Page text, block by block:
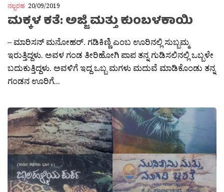
ನಲ್ಬರಹ 20/09/2019
ಮಕ್ಕಳ ಕತೆ: ಅಜ್ಜಿ ಮತ್ತು ಕುಂಬಳಕಾಯಿ
– ಮಾರಿಸನ್ ಮನೋಹರ್. ಗಡಿಕಿಣ್ಣಿ ಎಂಬ ಊರಿನಲ್ಲಿ ಸುಬ್ಬಮ್ಮ‌
ಇರುತ್ತಿದ್ದಳು. ಅವಳ ಗಂಡ ತೀರಿಹೋಗಿ ಪಾಪ ತನ್ನ ಗುಡಿಸಲಿನಲ್ಲಿ ಒಬ್ಬಳೇ
ಬದುಕುತ್ತಿದ್ದಳು. ಅವಳಿಗೆ ಇದ್ದ ಒಬ್ಬ ಮಗಳು ಮದುವೆ ಮಾಡಿಕೊಂಡು ತನ್ನ
ಗಂಡನ ಊರಿಗೆ...